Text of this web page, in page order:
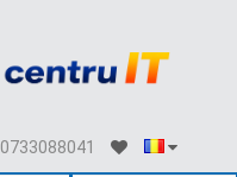
0733088041